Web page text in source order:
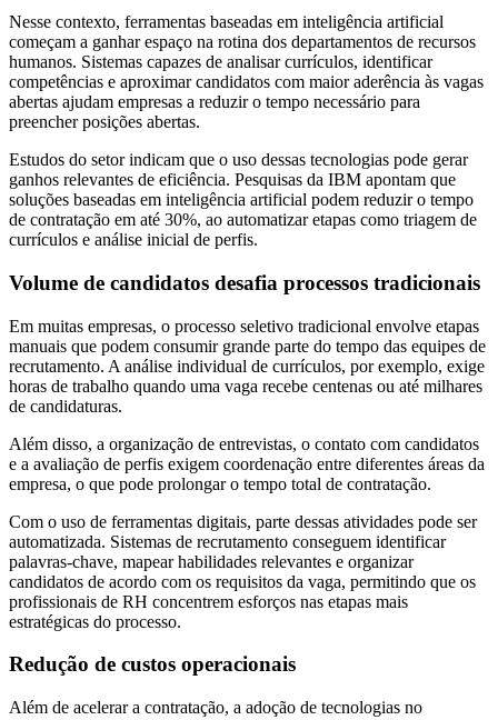
Nesse contexto, ferramentas baseadas em inteligência artificial
começam a ganhar espaço na rotina dos departamentos de recursos
humanos. Sistemas capazes de analisar currículos, identificar
competências e aproximar candidatos com maior aderência às vagas
abertas ajudam empresas a reduzir o tempo necessário para
preencher posições abertas.
Estudos do setor indicam que o uso dessas tecnologias pode gerar
ganhos relevantes de eficiência. Pesquisas da IBM apontam que
soluções baseadas em inteligência artificial podem reduzir o tempo
de contratação em até 30%, ao automatizar etapas como triagem de
currículos e análise inicial de perfis.
Volume de candidatos desafia processos tradicionais
Em muitas empresas, o processo seletivo tradicional envolve etapas
manuais que podem consumir grande parte do tempo das equipes de
recrutamento. A análise individual de currículos, por exemplo, exige
horas de trabalho quando uma vaga recebe centenas ou até milhares
de candidaturas.
Além disso, a organização de entrevistas, o contato com candidatos
e a avaliação de perfis exigem coordenação entre diferentes áreas da
empresa, o que pode prolongar o tempo total de contratação.
Com o uso de ferramentas digitais, parte dessas atividades pode ser
automatizada. Sistemas de recrutamento conseguem identificar
palavras-chave, mapear habilidades relevantes e organizar
candidatos de acordo com os requisitos da vaga, permitindo que os
profissionais de RH concentrem esforços nas etapas mais
estratégicas do processo.
Redução de custos operacionais
Além de acelerar a contratação, a adoção de tecnologias no